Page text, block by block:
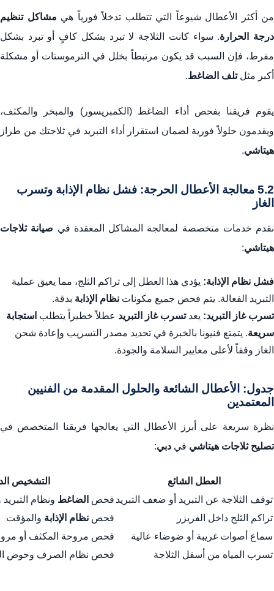
من أكثر الأعطال شيوعاً التي تتطلب تدخلاً فورياً هي مشاكل تنظيم
درجة الحرارة. سواء كانت الثلاجة لا تبرد بشكل كافٍ أو تبرد بشكل
مفرط، فإن السبب قد يكون مرتبطاً بخلل في الترموستات أو مشكلة
أكبر مثلتلف الضاغط.
يقوم فريقنا بفحص أداء الضاغط (الكمبريسور) والمبخر والمكثف،
ويقدمون حلولاً فورية لضمان استقرار أداء التبريد في ثلاجتك من طراز
هيتاشي.
5.2 معالجة الأعطال الحرجة: فشل نظام الإذابة وتسرب
الغاز
نقدم خدمات متخصصة لمعالجة المشاكل المعقدة في صيانة ثلاجات
هيتاشي:
فشل نظام الإذابة: يؤدي هذا العطل إلى تراكم الثلج، مما يعيق عملية
التبريد الفعالة. يتم فحص جميع مكونات نظام الإذابة بدقة.
تسرب غاز التبريد: يعدتسرب غاز التبريد عطلاً خطيراً يتطلب استجابة
سريعة. يتمتع فنيونا بالخبرة في تحديد مصدر التسريب وإعادة شحن
الغاز وفقاً لأعلى معايير السلامة والجودة.
جدول: الأعطال الشائعة والحلول المقدمة من الفنيين
المعتمدين
نظرة سريعة على أبرز الأعطال التي يعالجها فريقنا المتخصص في
تصليح ثلاجات هيتاشي في دبي:
العطل الشائع
التشخيص
توقف الثلاجة عن التبريد أو ضعف التبريد فحص الضاغط ونظام التبريد
تراكم الثلج داخل الفريزر
فحص نظام الإذابة والمؤقت
سماع أصوات غريبة أو ضوضاء عالية
فحص مروحة المكثف أو
تسرب المياه من أسفل الثلاجة
فحص نظام الصرف وحوض